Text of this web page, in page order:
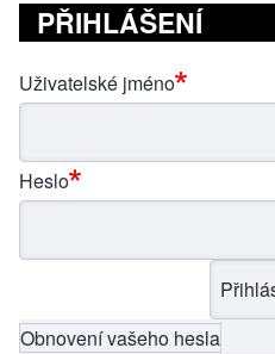
PŘIHLÁŠENÍ
Uživatelské jméno
Heslo
Obnovení vašeho hesla